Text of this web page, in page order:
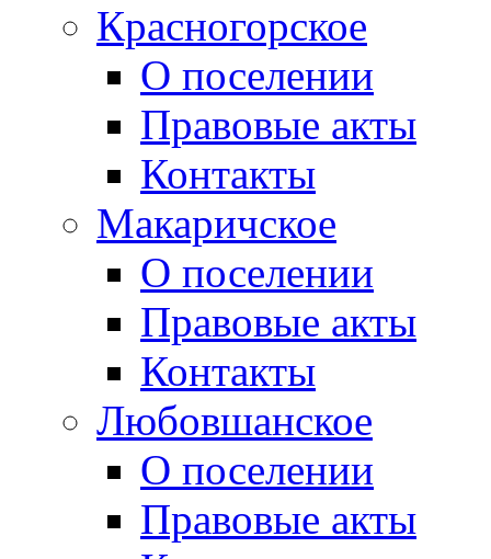
Красногорское
О поселении
Правовые акты
Контакты
Макаричское
О поселении
Правовые акты
Контакты
Любовшанское
О поселении
Правовые акты